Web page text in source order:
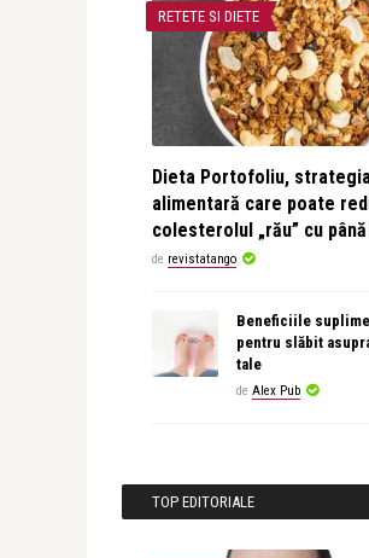
RETETE SI DIETE
Dieta Portofoliu, strategia
alimentară care poate
colesterolul „rău” cu până
de revistatango
Beneficiile
pentru slăbit
tale
de Alex Pub
TOP EDITORIALE